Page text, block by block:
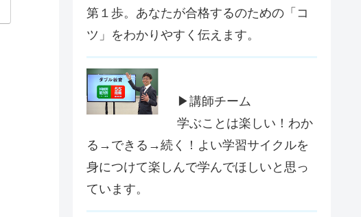
第１歩。あなたが合格するのための「コ
ツ」をわかりやすく伝えます。
▶講師チーム
学ぶことは楽しい！わか
る→できる→続く！よい学習サイクルを
身につけて楽しんで学んでほしいと思っ
ています。